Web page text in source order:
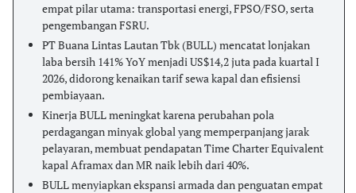
empat pilar utama: transportasi energi, FPSO/FSO, serta
pengembangan FSRU.
PT Buana Lintas Lautan Tbk (BULL) mencatat lonjakan
laba bersih 141% YoY menjadi US$14,2 juta pada kuartal I
2026, didorong kenaikan tarif sewa kapal dan efisiensi
pembiayaan.
Kinerja BULL meningkat karena perubahan pola
perdagangan minyak global yang memperpanjang jarak
pelayaran, membuat pendapatan Time Charter Equivalent
kapal Aframax dan MR naik lebih dari 40%.
BULL menyiapkan ekspansi armada dan penguatan empat